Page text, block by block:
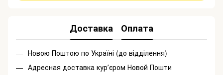
Доставка Оплата
Новою Поштою по Україні (до відділення)
Адресная доставка курʼєром Новой Пошти